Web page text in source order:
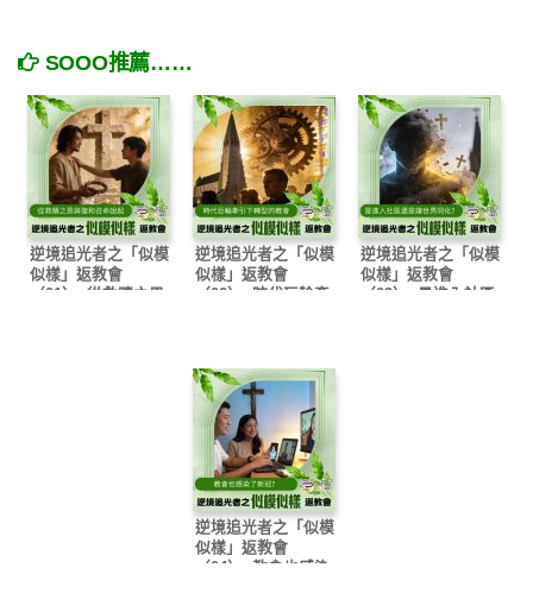
SOOO推薦……
逆境追光者之「似模
似樣」返教會
（01）- 從救贖之恩
逆境追光者之「似模
似樣」返教會
（02）- 時代巨輪牽
逆境追光者之「似模
似樣」返教會
（03）- 是進入社區
逆境追光者之「似模
似樣」返教會
（04）- 教會也感染